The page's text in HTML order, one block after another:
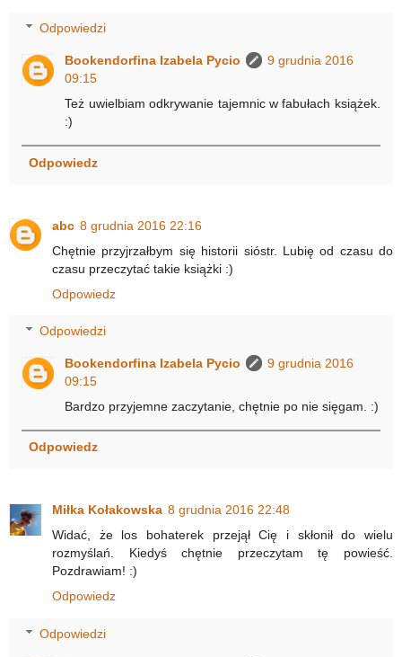
Odpowiedzi
Bookendorfina Izabela Pycio
9 grudnia 2016
09:15
Też uwielbiam odkrywanie tajemnic w fabułach książek.
:)
Odpowiedz
abc 8 grudnia 2016 22:16
Chętnie przyjrzałbym się historii sióstr. Lubię od czasu do
czasu przeczytać takie książki :)
Odpowiedz
Odpowiedzi
Bookendorfina Izabela Pycio
9 grudnia 2016
09:15
Bardzo przyjemne zaczytanie, chętnie po nie sięgam. :)
Odpowiedz
Miłka Kołakowska 8 grudnia 2016 22:48
Widać, że los bohaterek przejął Cię i skłonił do wielu
rozmyślań. Kiedyś chętnie przeczytam tę powieść.
Pozdrawiam! :)
Odpowiedz
Odpowiedzi